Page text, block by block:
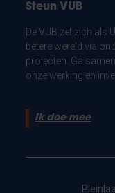
Steun VUB
De VUB zet zich als
betere wereld via
projecten. Ga
onze werking en
Ik doe mee